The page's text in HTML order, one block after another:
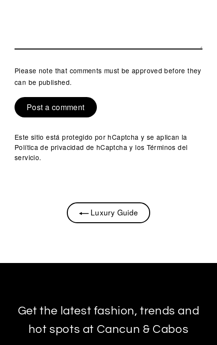
Please note that comments must be approved before they
can be published.
Este sitio está protegido por hCaptcha y se aplican la
Política de privacidad de hCaptchay los Términos del
servicio.
Luxury Guide
Get the latest fashion, trends and
hot spots at Cancun & Cabos